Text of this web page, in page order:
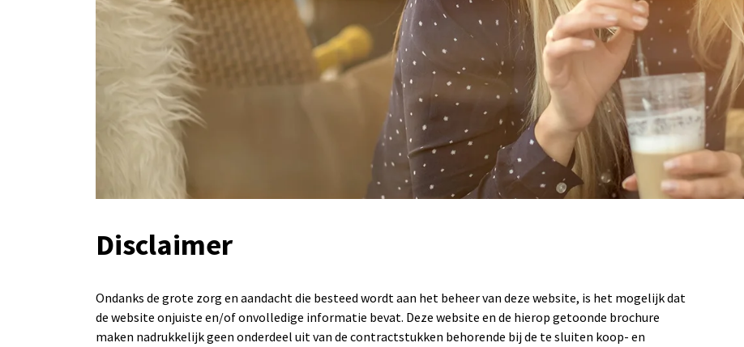
Disclaimer
Ondanks de grote zorg en aandacht die besteed wordt aan het beheer van deze website, is het mogelijk dat
de website onjuiste en/of onvolledige informatie bevat. Deze website en de hierop getoonde brochure
maken nadrukkelijk geen onderdeel uit van de contractstukken behorende bij de te sluiten koop- en